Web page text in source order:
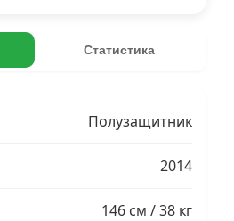
Статистика
Полузащитник
2014
146 см / 38 кг